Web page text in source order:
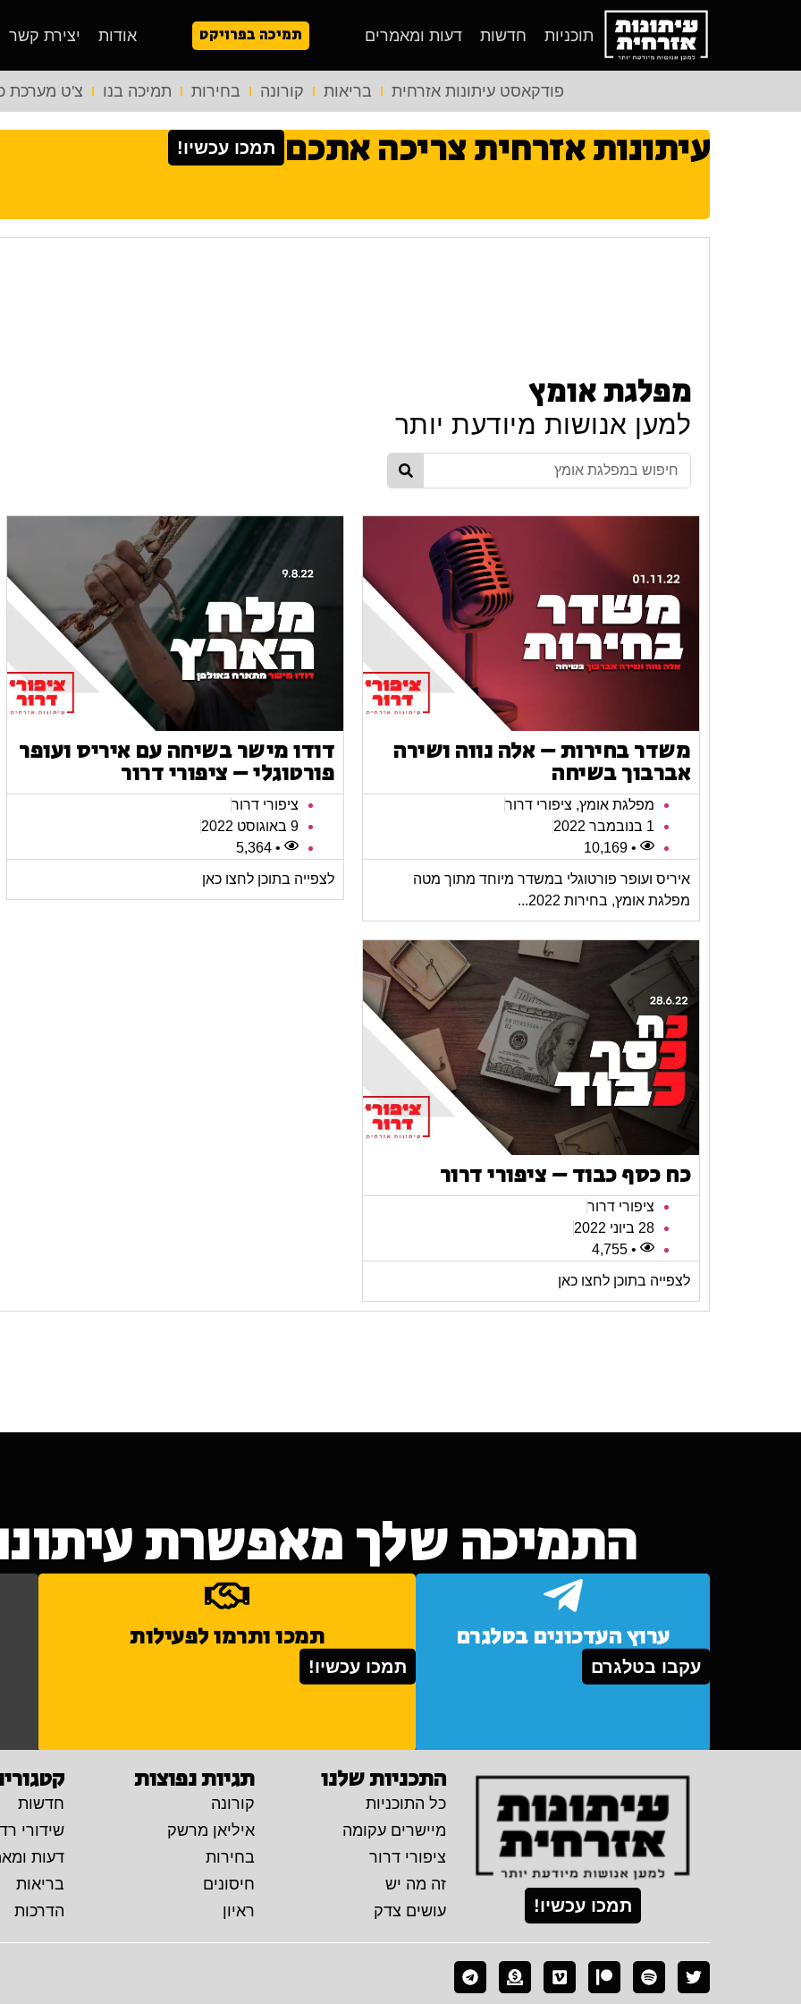
תוכניות חדשות דעות ומאמרים תמיכה בפרויקט אודות יצירת קשר
פודקאסט עיתונות אזרחית בריאות קורונה בחירות תמיכה בנו צ'ט מערכת
עיתונות אזרחית צריכה אתכם תמכו עכשיו!
מפלגת אומץ
למען אנושות מיודעת יותר
משדר בחירות – אלה נווה ושירה
אברבוך בשיחה
מפלגת אומץ, ציפורי דרור
1 בנובמבר 2022
• 10,169
איריס ועופר פורטוגלי במשדר מיוחד מתוך מטה
מפלגת אומץ, בחירות 2022...
דודו מישר בשיחה עם איריס ועופר
פורטוגלי – ציפורי דרור
ציפורי דרור
9 באוגוסט 2022
• 5,364
לצפייה בתוכן לחצו כאן
כח כסף כבוד – ציפורי דרור
ציפורי דרור
28 ביוני 2022
• 4,755
לצפייה בתוכן לחצו כאן
התמיכה שלך מאפשרת
ערוץ העדכונים בטלגרם
עקבו בטלגרם
תמכו ותרמו לפעילות
תמכו עכשיו!
תמכו עכשיו!
התכניות שלנו
כל התוכניות
מיישרים עקומה
ציפורי דרור
זה מה יש
עושים צדק
תגיות נפוצות
קורונה
איליאן מרשק
בחירות
חיסונים
ראיון
חדשות
שידורי
דעות
בריאות
הדרכות